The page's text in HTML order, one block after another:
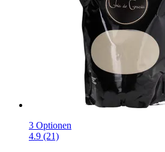
3 Optionen
4.9 (21)